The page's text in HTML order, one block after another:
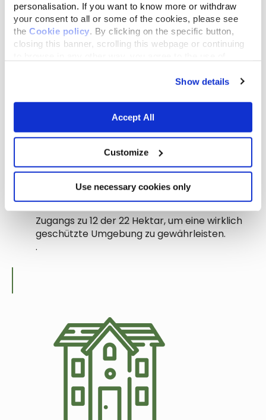
personalisation. If you want to know more or withdraw
your consent to all or some of the cookies, please see
the Cookie policy . By clicking on the specific button,
closing this banner, scrolling this webpage or continuing
Show details
Accept All
Customize
Use necessary cookies only
Schutz der Biodiversität
Zur Unterstützung von Fauna und Flora und ihres
Lebensraums werden aktive Schutzmaßnahmen
umgesetzt, darunter:
Schaffung eines Biodiversitätsteichs
innerhalb der 12 Hektar, die für Wildtiere
reserviert sind, umder Tierwelt als
Wasserressource und als Mikrohabitat für
Amphibien und bestäubende Insekten zu
dienen;
Minimierung des menschlichen Eingriffs
ein Jagdverbot auf dem gesamten Gelände
und striktes Verbot des menschlichen
Zugangs zu 12 der 22 Hektar, um eine wirklich
geschützte Umgebung zu gewährleisten.
.